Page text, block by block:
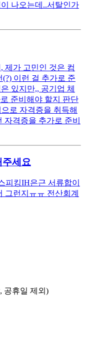
나오는데..서탈인가
제가 고민인 것은 컴
이런 걸 추가로 준
있지만,, 공기업 체
준비해야 할지 판단
로 자격증을 취득해
자격증을 추가로 준비
주세요
킹IH ​ 은근 서류합이
그런지ㅠㅠ 전산회계
공휴일 제외)